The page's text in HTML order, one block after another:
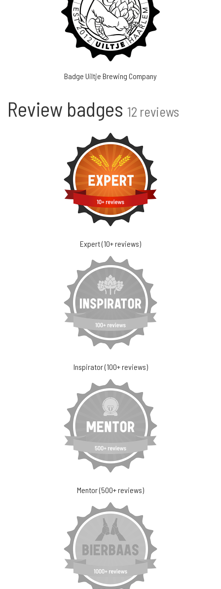
Badge Uiltje Brewing Company
Review badges 12 reviews
Expert (10+ reviews)
Inspirator (100+ reviews)
Mentor (500+ reviews)